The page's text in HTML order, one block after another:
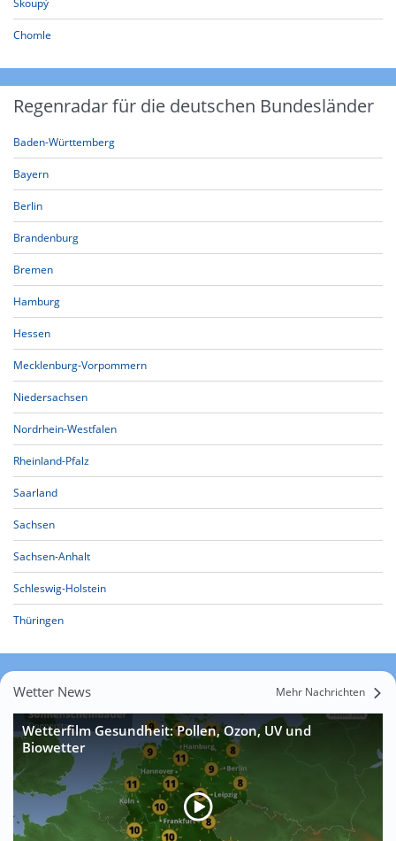
Skoupý
Chomle
Regenradar für die deutschen Bundesländer
Baden-Württemberg
Bayern
Berlin
Brandenburg
Bremen
Hamburg
Hessen
Mecklenburg-Vorpommern
Niedersachsen
Nordrhein-Westfalen
Rheinland-Pfalz
Saarland
Sachsen
Sachsen-Anhalt
Schleswig-Holstein
Thüringen
Wetter News Mehr Nachrichten
Wetterfilm Gesundheit: Pollen, Ozon, UV und
Biowetter